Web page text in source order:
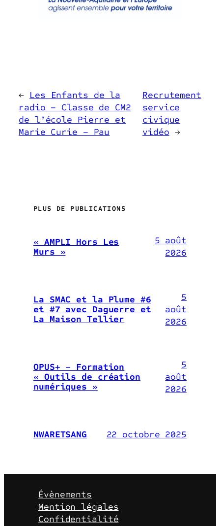
← Les Enfants de la
radio – Classe de CM2
de l’école Pierre et
Marie Curie – Pau
Recrutement
service
civique
vidéo →
PLUS DE PUBLICATIONS
« AMPLI Hors Les
Murs »
5 août
2026
La SMAC et la Plume #6
et #7 avec Daguerre et
La Maison Tellier
5
août
2026
OPUS+ – Formation
« Outils de création
numériques »
5
août
2026
NWARETSANG 22 octobre 2025
Évènements
Mention légales
Confidentialité